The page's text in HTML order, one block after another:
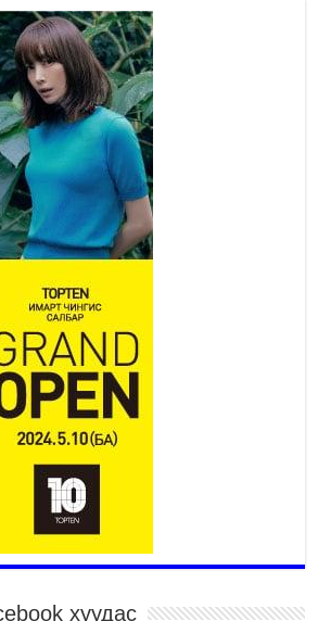
газруудыг “Эх, хүүхдийн төв”
болгон өргөтгөнө
2026 оны 7 сар 27 / 9 цаг 58 минут
ТӨВ АЙМАГТ ӨВЛИЙН
БЭЛТГЭЛ АЖИЛ 80 ХУВЬТАЙ
ҮРГЭЛЖИЛЖ БАЙНА
2026 оны 7 сар 27 / 9 цаг 51 минут
“Хөдөө аж ахуй, хөдөөгийн
хөгжил төслийн 2 дахь шат”
төслийн хүрээнд 4 банктай
дамжуулан зээлдүүлэх гэрээ
оны 7 сар 27 / 9 цаг 40 минут
ын гишүүн С.Зулпхар: Иргэдийн санал
тогтоох үйл ажиллагааны чухал үндэс
оны 7 сар 27 / 9 цаг 19 минут
хяналтын хоёр удаагийн сонсголд 345
оролцжээ
оны 7 сар 27 / 9 цаг 13 минут
шалгах түр хорооны нотлох баримттай
танилцах боломжтой боллоо.
оны 7 сар 23 / 15 цаг 58 минут
замын тээвэр энэ оны 12 дугаар сард
бүрэн орно
хуудас